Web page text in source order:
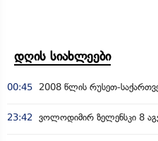
დღის სიახლეები
00:45 2008 წლის რუსეთ-
23:42 ვოლოდიმირ ზელენსკი 8